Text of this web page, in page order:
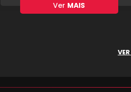
Ver MAIS
VER